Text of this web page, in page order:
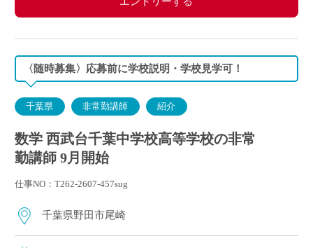
〈随時募集〉応募前に学校説明・学校見学可！
千葉県 非常勤講師 紹介
数学 西武台千葉中学校高等学校の非常
勤講師 9月開始
仕事NO：T262-2607-457sug
千葉県野田市尾崎